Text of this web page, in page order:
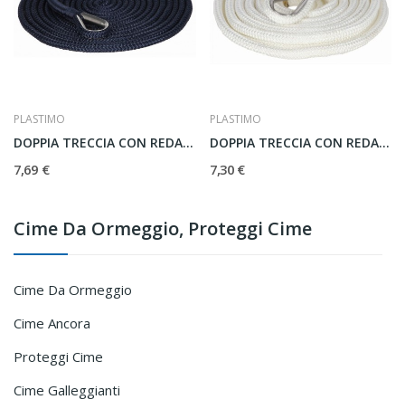
Cime Da Ormeggio, Proteggi Cime
Cime Da Ormeggio
Cime Ancora
Proteggi Cime
Cime Galleggianti
PLASTIMO
DOPPIA TRECCIA CON REDANCIA BLU NAVY
7,69 €
PLASTIMO
DOPPIA TRECCIA CON REDANCIA BIANCA
7,30 €